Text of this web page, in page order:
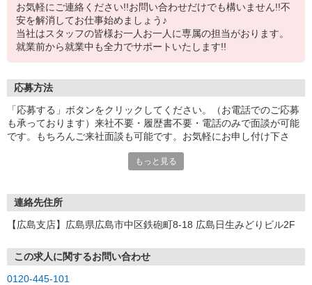
お気軽にご連絡ください!!お問い合わせだけでも構いません!!不
安を解消してお仕事始めましょう♪
当社はスタッフの皆様お一人お一人に専属の担当がおります。
就業前から就業中も全力でサポートいたします!!
応募方法
「応募する」ボタンをクリックしてください。（お電話でのご応募
も承っております）来社不要・履歴書不要・電話のみで面談が可能
です。もちろんご来社面談も可能です。お気軽にお申し付け下さ
もっと見る
連絡先住所
【広島支店】広島県広島市中区鉄砲町8-18 広島日生みどりビル2F
この求人に関するお問い合わせ
0120-445-101